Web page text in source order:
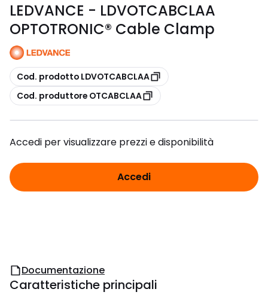
LEDVANCE - LDVOTCABCLAA
OPTOTRONIC® Cable Clamp
copia
Cod. prodotto LDVOTCABCLAA
copia
Cod. produttore OTCABCLAA
Accedi per visualizzare prezzi e disponibilità
Accedi
Documentazione
Caratteristiche principali